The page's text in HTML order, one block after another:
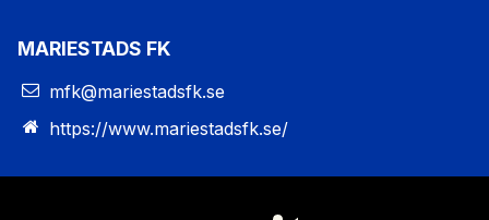
MARIESTADS FK
mfk@mariestadsfk.se
https://www.mariestadsfk.se/